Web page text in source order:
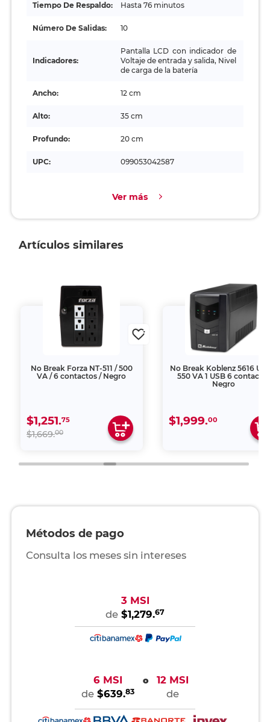
Tiempo De Respaldo: Hasta 76 minutos
Número De Salidas: 10
Indicadores:
Pantalla LCD con indicador de
Voltaje de entrada y salida, Nivel
de carga de la batería
Ancho: 12 cm
Alto: 35 cm
Profundo: 20 cm
UPC: 099053042587
Ver más
Artículos similares
No Break Forza NT-511 / 500
VA / 6 contactos / Negro
$1,251.75
$1,669.00
No Break Koblenz 5616
550 VA 1 USB 6 contactos
Negro
$1,999.00
Métodos de pago
Consulta los meses sin intereses
3 MSI
de $1,279.67
6 MSI
de $639.83
o
12 MSI
de